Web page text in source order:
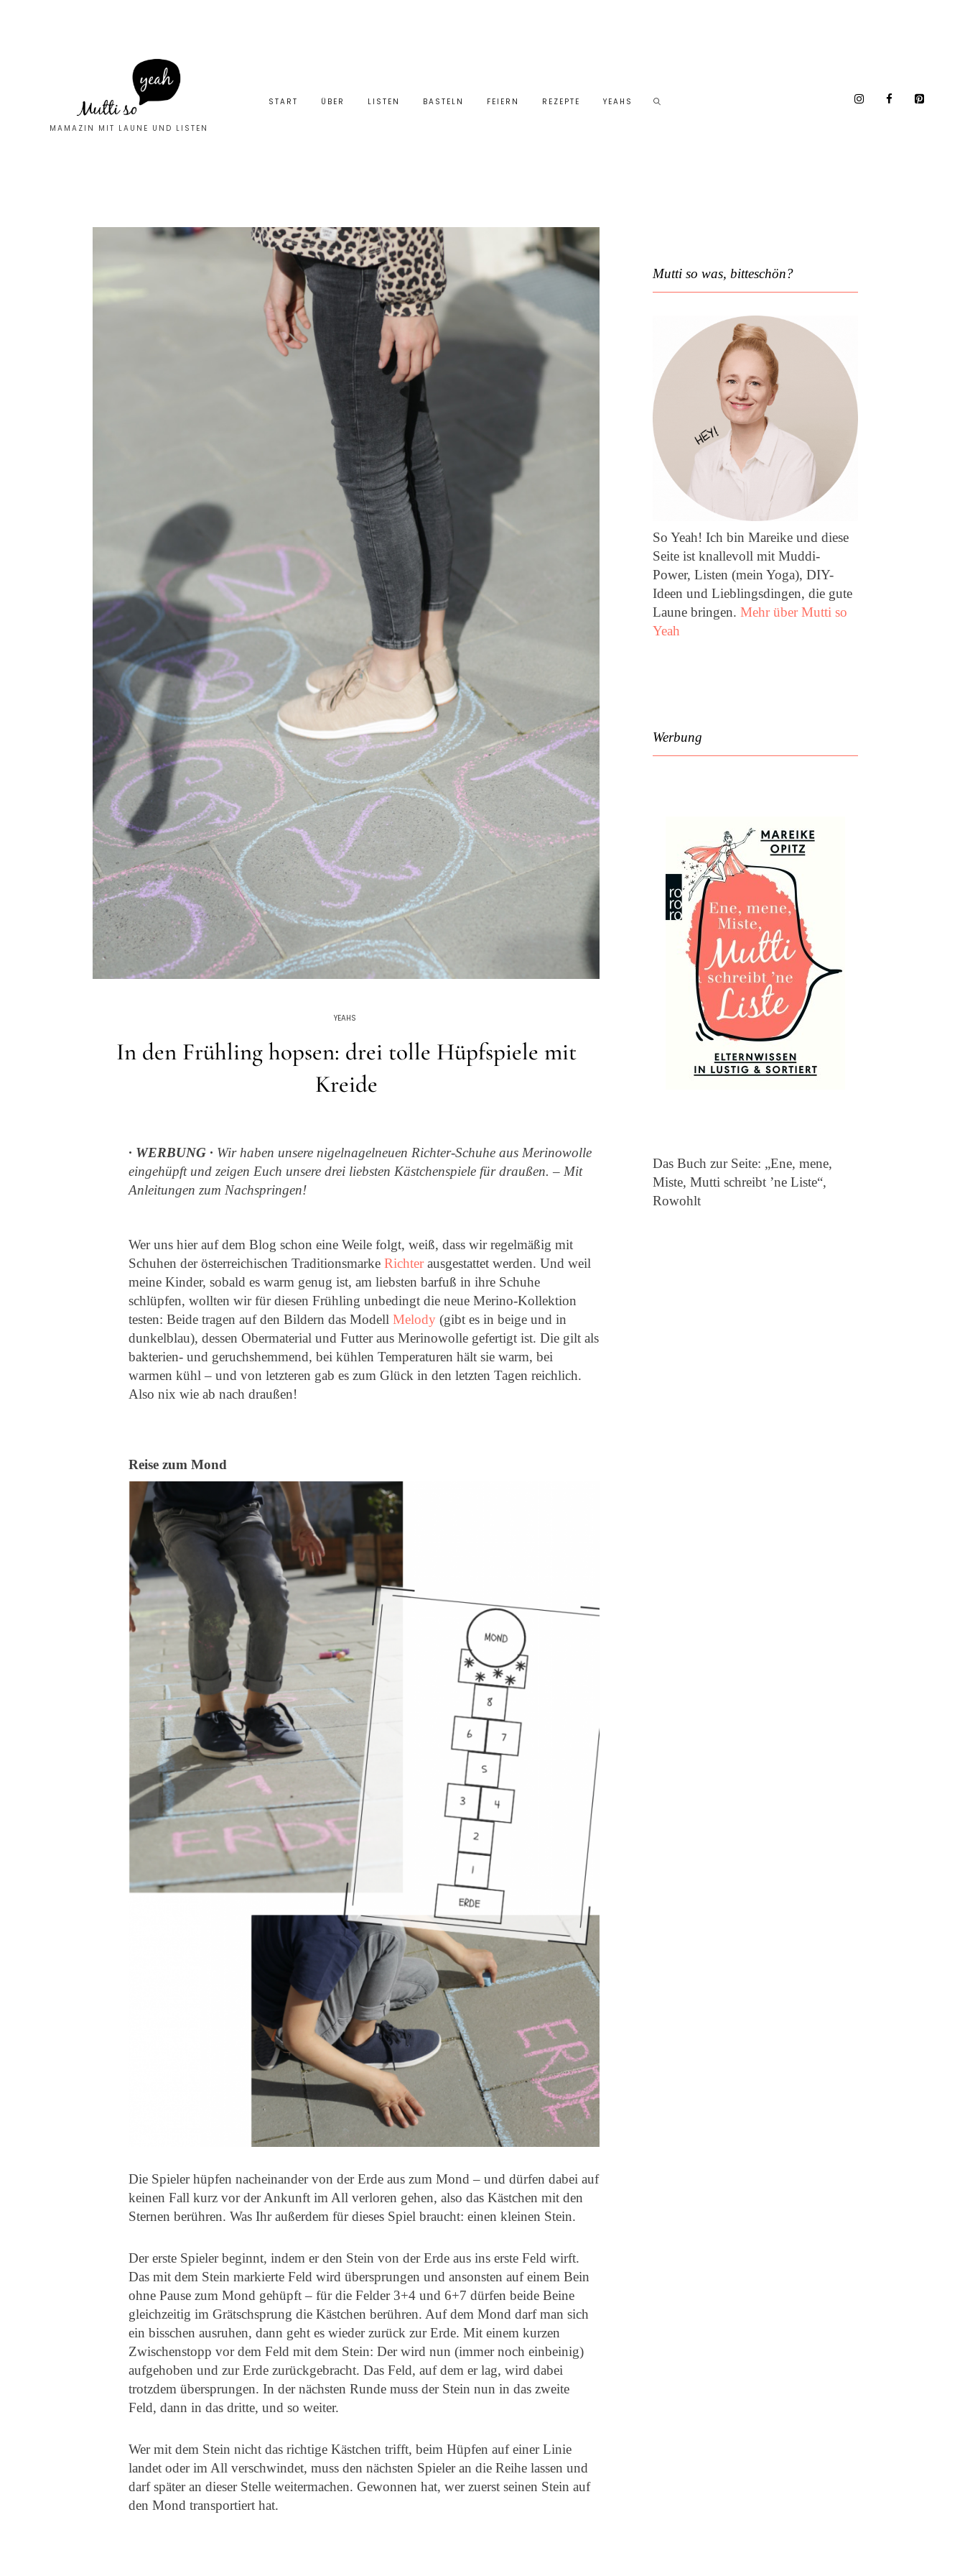
MAMAZIN MIT LAUNE UND LISTEN
START ÜBER LISTEN BASTELN FEIERN REZEPTE YEAHS
YEAHS
In den Frühling hopsen: drei tolle Hüpfspiele mit
Kreide
· WERBUNG · Wir haben unsere nigelnagelneuen Richter-Schuhe aus Merinowolle
eingehüpft und zeigen Euch unsere drei liebsten Kästchenspiele für draußen. – Mit
Anleitungen zum Nachspringen!
Wer uns hier auf dem Blog schon eine Weile folgt, weiß, dass wir regelmäßig mit
Schuhen der österreichischen TraditionsmarkeRichterausgestattet werden. Und weil
meine Kinder, sobald es warm genug ist, am liebsten barfuß in ihre Schuhe
schlüpfen, wollten wir für diesen Frühling unbedingt die neue Merino-Kollektion
testen: Beide tragen auf den Bildern das ModellMelody (gibt es in beige und in
dunkelblau), dessen Obermaterial und Futter aus Merinowolle gefertigt ist. Die gilt als
bakterien- und geruchshemmend, bei kühlen Temperaturen hält sie warm, bei
warmen kühl – und von letzteren gab es zum Glück in den letzten Tagen reichlich.
Also nix wie ab nach draußen!
Reise zum Mond
Die Spieler hüpfen nacheinander von der Erde aus zum Mond – und dürfen dabei auf
keinen Fall kurz vor der Ankunft im All verloren gehen, also das Kästchen mit den
Sternen berühren. Was Ihr außerdem für dieses Spiel braucht: einen kleinen Stein.
Der erste Spieler beginnt, indem er den Stein von der Erde aus ins erste Feld wirft.
Das mit dem Stein markierte Feld wird übersprungen und ansonsten auf einem Bein
ohne Pause zum Mond gehüpft – für die Felder 3+4 und 6+7 dürfen beide Beine
gleichzeitig im Grätschsprung die Kästchen berühren. Auf dem Mond darf man sich
ein bisschen ausruhen, dann geht es wieder zurück zur Erde. Mit einem kurzen
Zwischenstopp vor dem Feld mit dem Stein: Der wird nun (immer noch einbeinig)
aufgehoben und zur Erde zurückgebracht. Das Feld, auf dem er lag, wird dabei
trotzdem übersprungen. In der nächsten Runde muss der Stein nun in das zweite
Feld, dann in das dritte, und so weiter.
Wer mit dem Stein nicht das richtige Kästchen trifft, beim Hüpfen auf einer Linie
landet oder im All verschwindet, muss den nächsten Spieler an die Reihe lassen und
darf später an dieser Stelle weitermachen. Gewonnen hat, wer zuerst seinen Stein auf
den Mond transportiert hat.
Mutti so was, bitteschön?
So Yeah! Ich bin Mareike und diese
Seite ist knallevoll mit Muddi-
Power, Listen (mein Yoga), DIY-
Ideen und Lieblingsdingen, die gute
Laune bringen.Mehr über Mutti so
Yeah
Werbung
Das Buch zur Seite: „Ene, mene,
Miste, Mutti schreibt ’ne Liste“,
Rowohlt